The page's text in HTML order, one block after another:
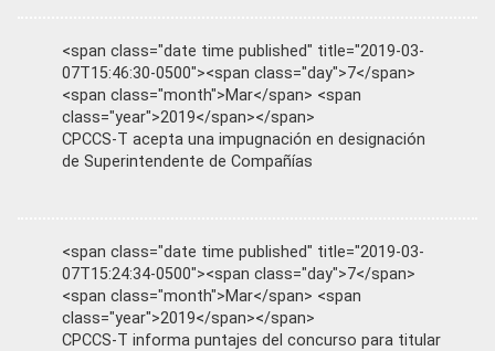
<span class="date time published" title="2019-03-
07T15:46:30-0500"><span class="day">7</span>
<span class="month">Mar</span> <span
class="year">2019</span></span>
CPCCS-T acepta una impugnación en designación
de Superintendente de Compañías
<span class="date time published" title="2019-03-
07T15:24:34-0500"><span class="day">7</span>
<span class="month">Mar</span> <span
class="year">2019</span></span>
CPCCS-T informa puntajes del concurso para titular